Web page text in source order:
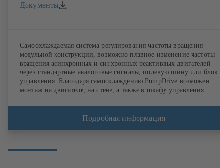
Документы
Самоохлаждаемая система регулирования частоты вращения
модульной конструкции, возможно плавное изменение частоты
вращения асинхронных и синхронных реактивных двигателей
через стандартные аналоговые сигналы, полевую шину или блок
управления. Благодаря самоохлаждению PumpDrive возможен
монтаж на двигателе, на стене, а также в шкафу управления.
Подробная информация